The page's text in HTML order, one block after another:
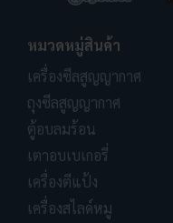
หมวดหมู่สินค้า
เครื่องซีลสูญญากาศ
ถุงซีลสูญญากาศ
ตู้อบลมร้อน
เตาอบเบเกอรี่
เครื่องตีแป้ง
เครื่องสไลด์หมู